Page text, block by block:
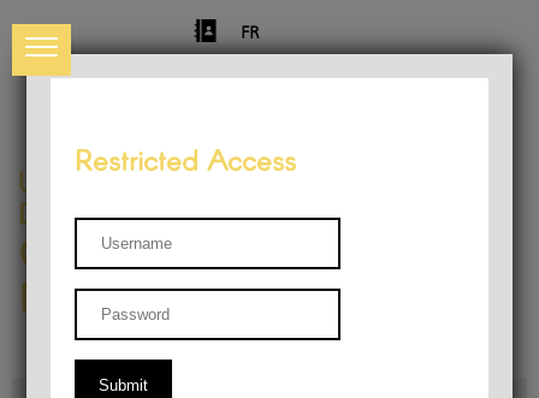
FR
University of Liège
Départment of Philosophy
Center for Phenomenological
Research
Restricted Access